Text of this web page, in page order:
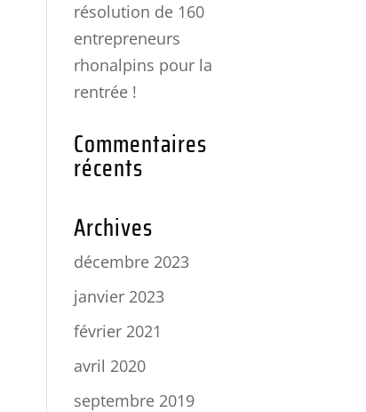
résolution de 160
entrepreneurs
rhonalpins pour la
rentrée !
Commentaires
récents
Archives
décembre 2023
janvier 2023
février 2021
avril 2020
septembre 2019